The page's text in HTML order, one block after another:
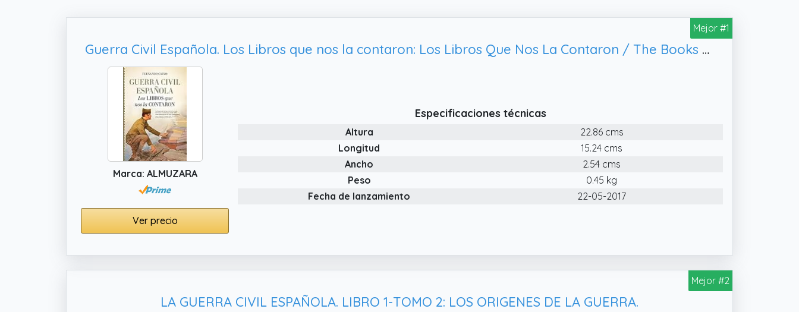
Mejor #1
Guerra Civil Española. Los Libros que nos la contaron: Los Libros Que Nos La Contaron / The Books That Told It (Historia)
Marca: ALMUZARA
Ver precio
Especificaciones técnicas
Altura
22.86 cms
Longitud
15.24 cms
Ancho
2.54 cms
Peso
0.45 kg
Fecha de lanzamiento
22-05-2017
Mejor #2
LA GUERRA CIVIL ESPAÑOLA. LIBRO 1-TOMO 2: LOS ORIGENES DE LA GUERRA.